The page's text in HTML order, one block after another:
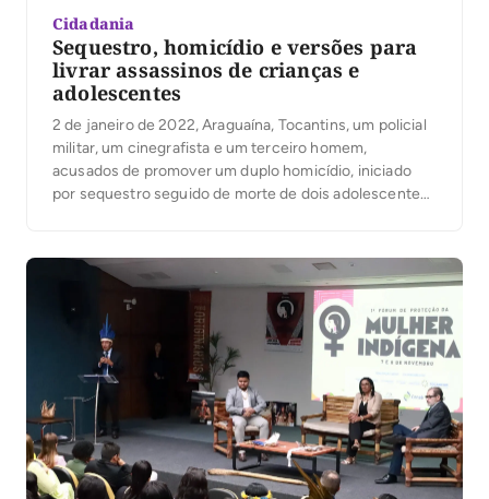
Cidadania
Sequestro, homicídio e versões para
livrar assassinos de crianças e
adolescentes
2 de janeiro de 2022, Araguaína, Tocantins, um policial
militar, um cinegrafista e um terceiro homem,
acusados de promover um duplo homicídio, iniciado
por sequestro seguido de morte de dois adolescentes:
moto praticado por […]